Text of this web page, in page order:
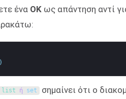
ένα OK ως απάντηση αντί
)
list ή set σημαίνει ότι ο